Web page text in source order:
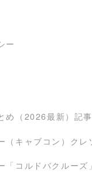
ー
め（2026最新）記
（キャブコン）ク
「コルドバクルー